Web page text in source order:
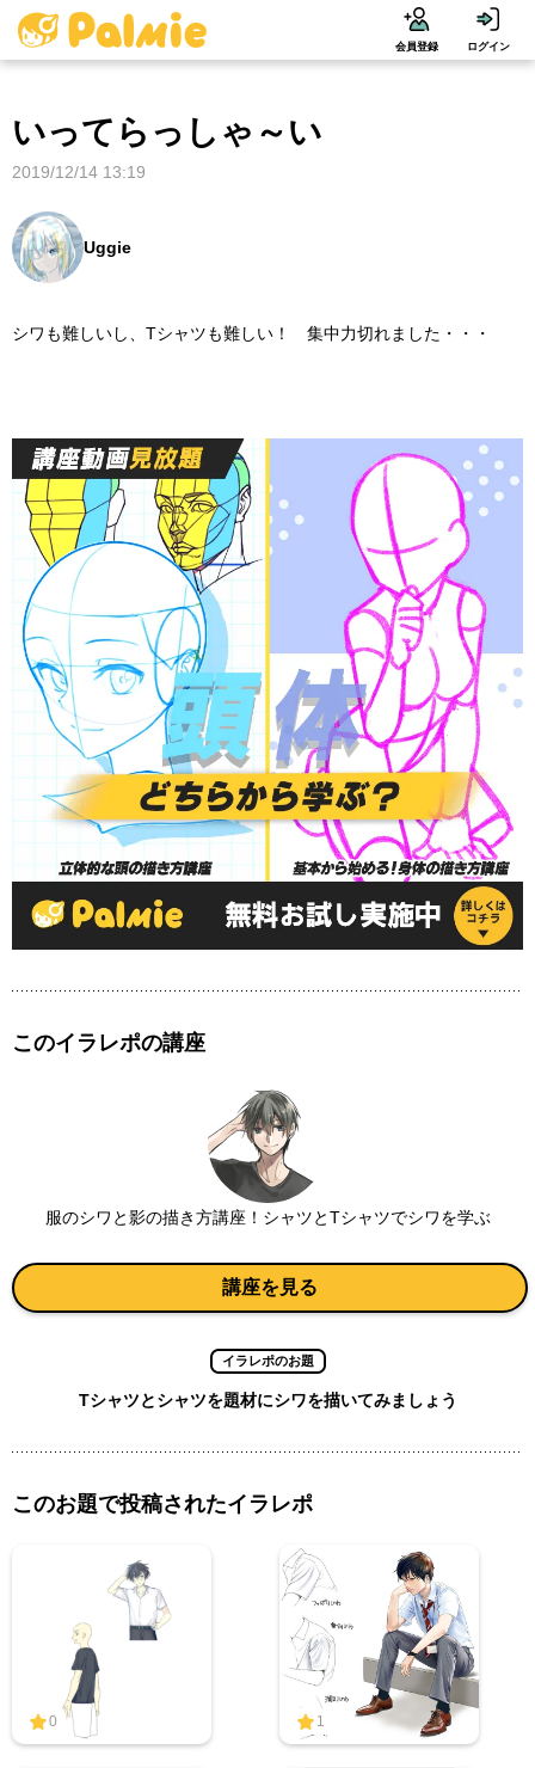
会員登録 ログイン
いってらっしゃ～い
2019/12/14 13:19
Uggie
シワも難しいし、Tシャツも難しい！ 集中力切れました・・・
このイラレポの講座
服のシワと影の描き方講座！シャツとTシャツでシワを学ぶ
講座を見る
イラレポのお題
Tシャツとシャツを題材にシワを描いてみましょう
このお題で投稿されたイラレポ
0 1